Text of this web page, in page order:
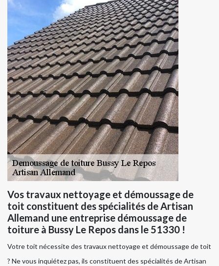
Vos travaux nettoyage et démoussage de
toit constituent des spécialités de Artisan
Allemand une entreprise démoussage de
toiture à Bussy Le Repos dans le 51330 !
Votre toit nécessite des travaux nettoyage et démoussage de toit
? Ne vous inquiétez pas, ils constituent des spécialités de Artisan